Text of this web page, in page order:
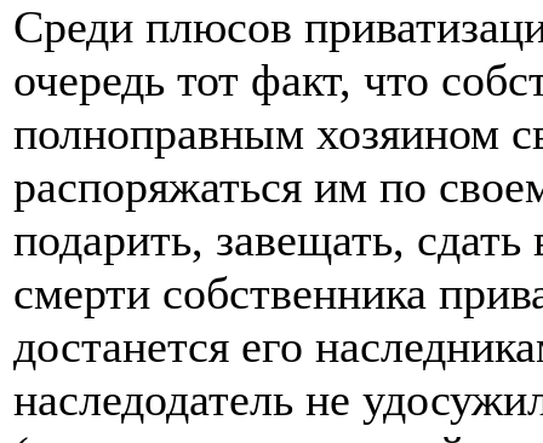
Среди плюсов
очередь тот факт, что
полноправным хозяином
распоряжаться им по
подарить, завещать,
смерти собственника
достанется его
наследодатель не